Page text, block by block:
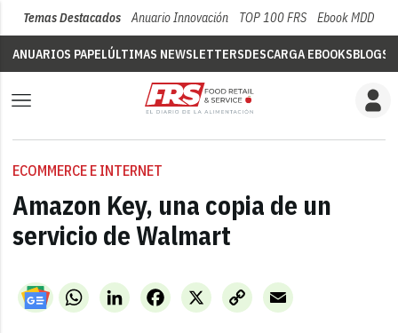
Temas Destacados Anuario Innovación TOP 100 FRS Ebook MDD
ANUARIOS PAPELÚLTIMAS NEWSLETTERSDESCARGA EBOOKSBLOGS
ECOMMERCE E INTERNET
Amazon Key, una copia de un
servicio de Walmart
WhatsAppLinkedIn X
Facebook
Copy
Link
Email